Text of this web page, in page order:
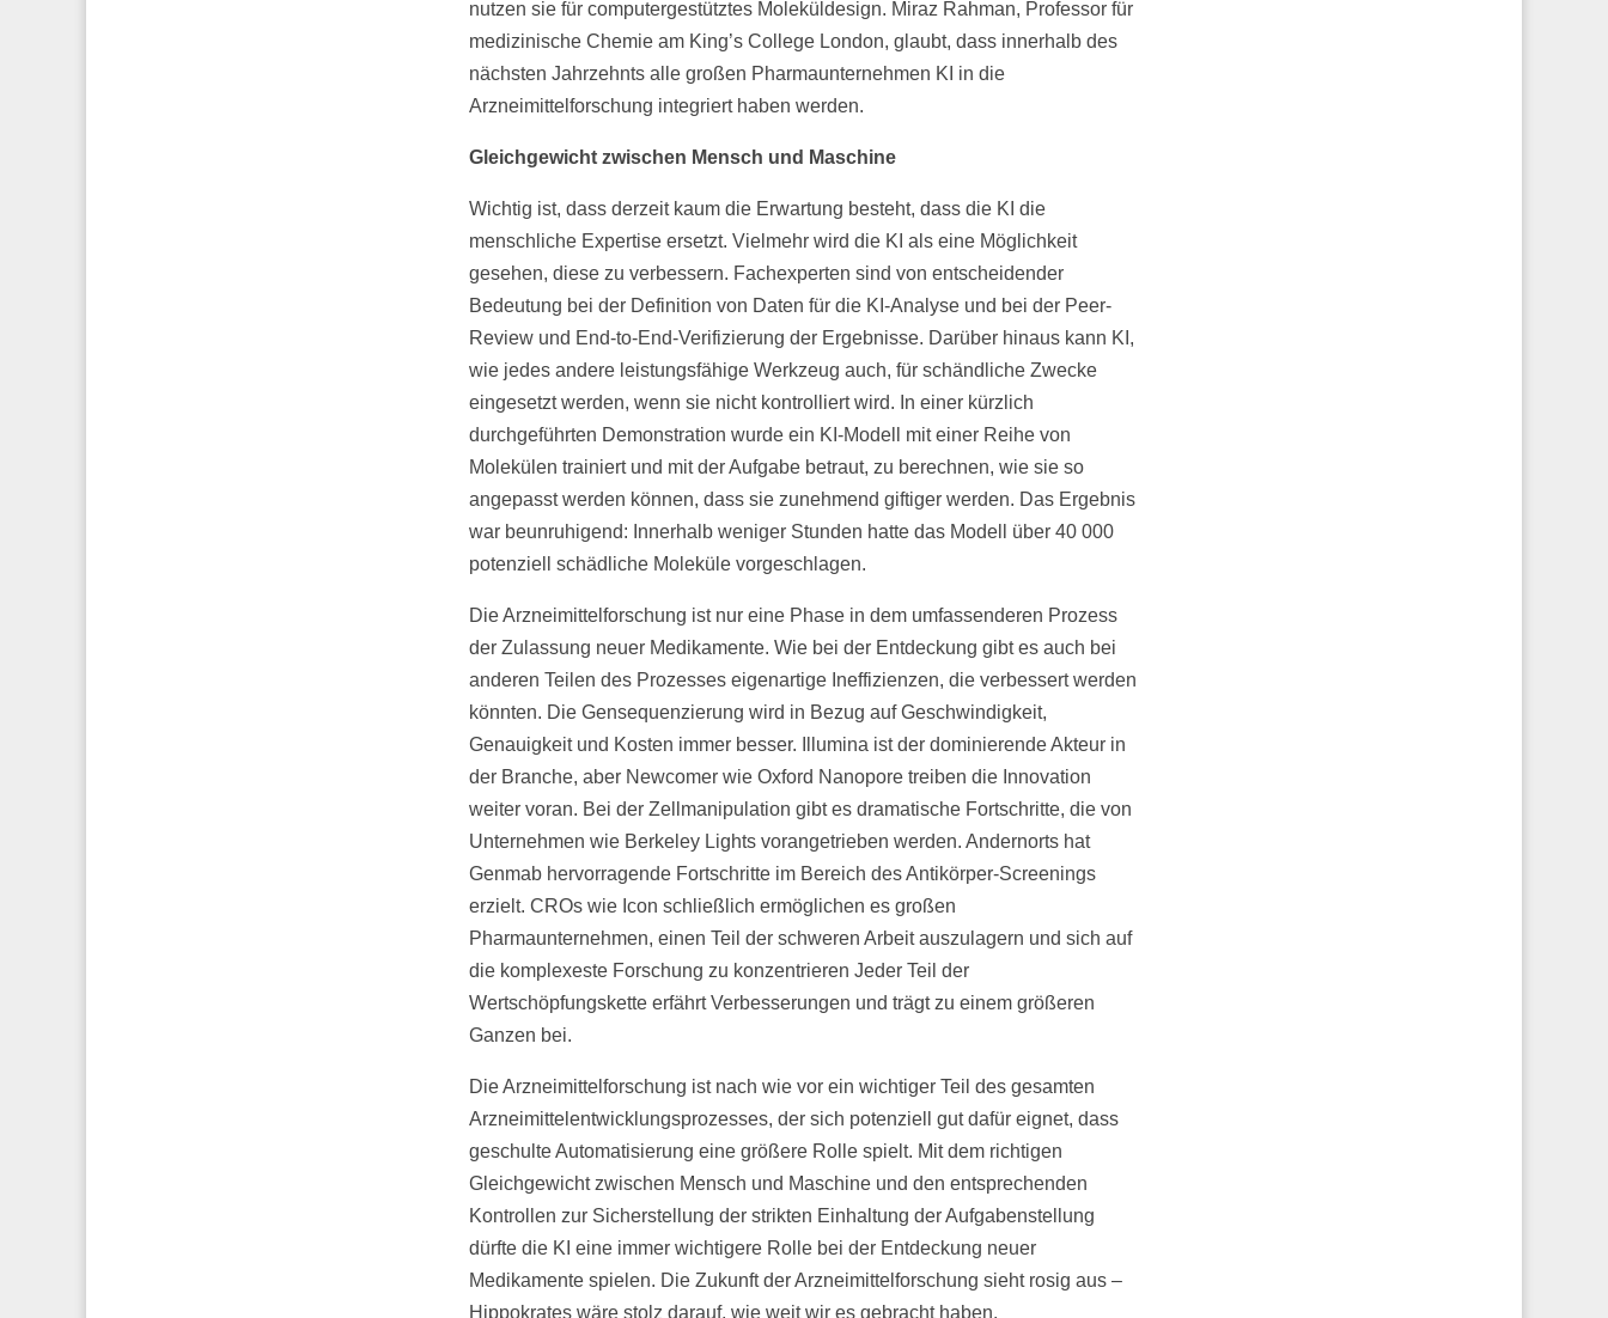
nutzen sie für computergestütztes Moleküldesign. Miraz Rahman, Professor für
medizinische Chemie am King’s College London, glaubt, dass innerhalb des
nächsten Jahrzehnts alle großen Pharmaunternehmen KI in die
Arzneimittelforschung integriert haben werden.
Gleichgewicht zwischen Mensch und Maschine
Wichtig ist, dass derzeit kaum die Erwartung besteht, dass die KI die
menschliche Expertise ersetzt. Vielmehr wird die KI als eine Möglichkeit
gesehen, diese zu verbessern. Fachexperten sind von entscheidender
Bedeutung bei der Definition von Daten für die KI-Analyse und bei der Peer-
Review und End-to-End-Verifizierung der Ergebnisse. Darüber hinaus kann KI,
wie jedes andere leistungsfähige Werkzeug auch, für schändliche Zwecke
eingesetzt werden, wenn sie nicht kontrolliert wird. In einer kürzlich
durchgeführten Demonstration wurde ein KI-Modell mit einer Reihe von
Molekülen trainiert und mit der Aufgabe betraut, zu berechnen, wie sie so
angepasst werden können, dass sie zunehmend giftiger werden. Das Ergebnis
war beunruhigend: Innerhalb weniger Stunden hatte das Modell über 40 000
potenziell schädliche Moleküle vorgeschlagen.
Die Arzneimittelforschung ist nur eine Phase in dem umfassenderen Prozess
der Zulassung neuer Medikamente. Wie bei der Entdeckung gibt es auch bei
anderen Teilen des Prozesses eigenartige Ineffizienzen, die verbessert werden
könnten. Die Gensequenzierung wird in Bezug auf Geschwindigkeit,
Genauigkeit und Kosten immer besser. Illumina ist der dominierende Akteur in
der Branche, aber Newcomer wie Oxford Nanopore treiben die Innovation
weiter voran. Bei der Zellmanipulation gibt es dramatische Fortschritte, die von
Unternehmen wie Berkeley Lights vorangetrieben werden. Andernorts hat
Genmab hervorragende Fortschritte im Bereich des Antikörper-Screenings
erzielt. CROs wie Icon schließlich ermöglichen es großen
Pharmaunternehmen, einen Teil der schweren Arbeit auszulagern und sich auf
die komplexeste Forschung zu konzentrieren Jeder Teil der
Wertschöpfungskette erfährt Verbesserungen und trägt zu einem größeren
Ganzen bei.
Die Arzneimittelforschung ist nach wie vor ein wichtiger Teil des gesamten
Arzneimittelentwicklungsprozesses, der sich potenziell gut dafür eignet, dass
geschulte Automatisierung eine größere Rolle spielt. Mit dem richtigen
Gleichgewicht zwischen Mensch und Maschine und den entsprechenden
Kontrollen zur Sicherstellung der strikten Einhaltung der Aufgabenstellung
dürfte die KI eine immer wichtigere Rolle bei der Entdeckung neuer
Medikamente spielen. Die Zukunft der Arzneimittelforschung sieht rosig aus –
Hippokrates wäre stolz darauf, wie weit wir es gebracht haben.